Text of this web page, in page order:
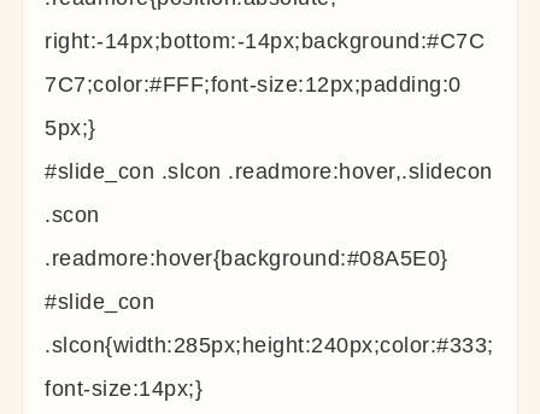
right:-14px;bottom:-14px;background:#C7C
7C7;color:#FFF;font-size:12px;padding:0
5px;}
#slide_con .slcon .readmore:hover,.slidecon
.scon
.readmore:hover{background:#08A5E0}
#slide_con
.slcon{width:285px;height:240px;color:#333;
font-size:14px;}